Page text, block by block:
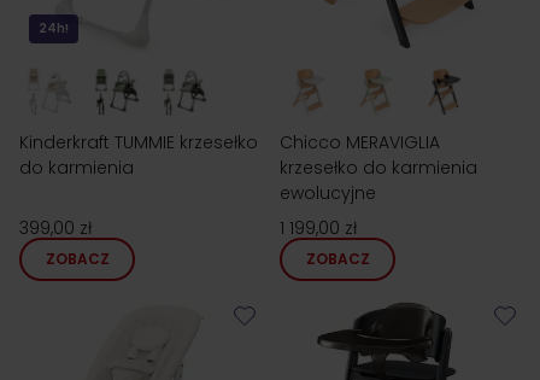
24h!
Kinderkraft TUMMIE krzesełko
do karmienia
399,00 zł
ZOBACZ
Chicco MERAVIGLIA
krzesełko do karmienia
ewolucyjne
1 199,00 zł
ZOBACZ